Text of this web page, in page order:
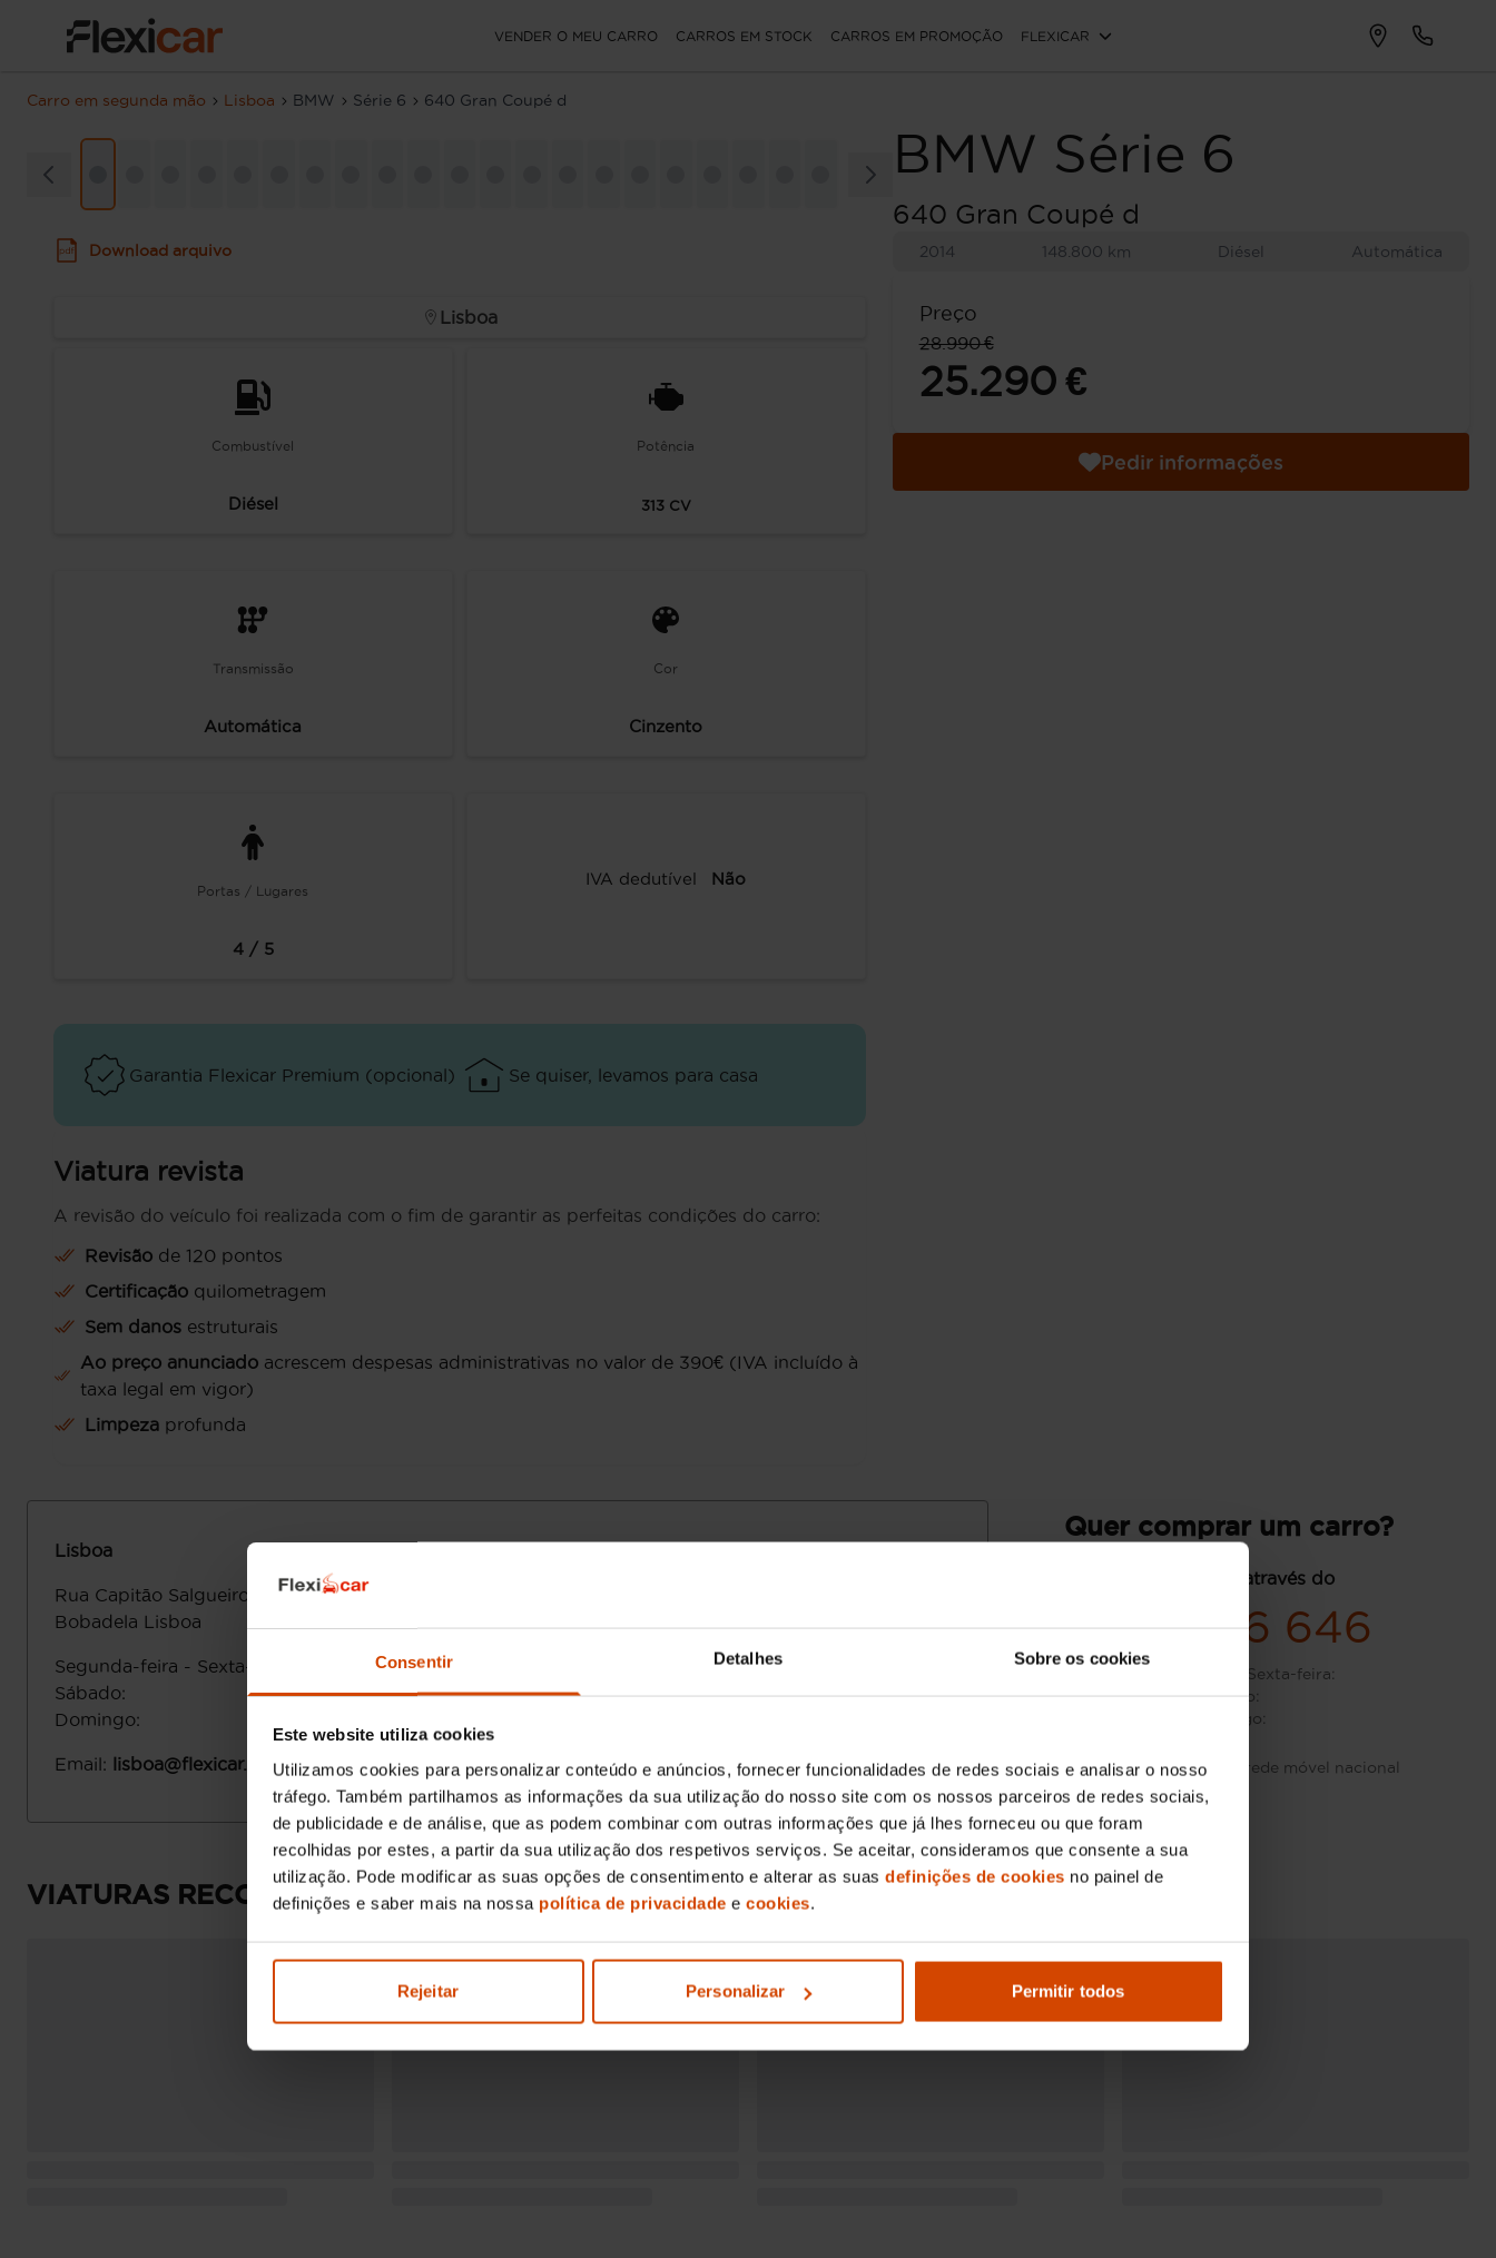
Consentir Detalhes Sobre os cookies
Este website utiliza cookies
Utilizamos cookies para personalizar conteúdo e anúncios, fornecer funcionalidades de redes sociais e analisar o nosso
tráfego. Também partilhamos as informações da sua utilização do nosso site com os nossos parceiros de redes sociais,
de publicidade e de análise, que as podem combinar com outras informações que já lhes forneceu ou que foram
recolhidas por estes, a partir da sua utilização dos respetivos serviços. Se aceitar, consideramos que consente a sua
utilização. Pode modificar as suas opções de consentimento e alterar as suas definições de cookies no painel de
definições e saber mais na nossa política de privacidade e cookies.
Rejeitar Personalizar Permitir todos
VENDER O MEU CARRO CARROS EM STOCK CARROS EM PROMOÇÃO FLEXICAR
Carro em segunda mão Lisboa BMW Série 6 640 Gran Coupé d
BMW Série 6
640 Gran Coupé d
2014 148.800 km Diésel Automática
Preço
28.990 €
25.290 €
Pedir informações
Download arquivo
Lisboa
Combustível
Diésel
Potência
313CV
Transmissão
Automática
Cor
Cinzento
Portas / Lugares
4 / 5
IVA dedutível Não
Garantia Flexicar Premium (opcional) Se quiser, levamos para casa
Viatura revista
A revisão do veículo foi realizada com o fim de garantir as perfeitas condições do carro:
Revisão de 120 pontos
Certificação quilometragem
Sem danos estruturais
Ao preço anunciado acrescem despesas administrativas no valor de 390€ (IVA incluído à
taxa legal em vigor)
Limpeza profunda
Lisboa
Rua Capitāo Salgueiro Maia 3 2695-001
Bobadela Lisboa
Segunda-feira - Sexta-feira
Sábado:
Domingo:
Email: lisboa@flexicar.pt
Quer comprar um carro?
contacte-nos através do
936 666 646
Segunda-feira - Sexta-feira:
Sábado:
Domingo:
Custo de chamada para rede móvel nacional
VIATURAS RECOMENDADAS